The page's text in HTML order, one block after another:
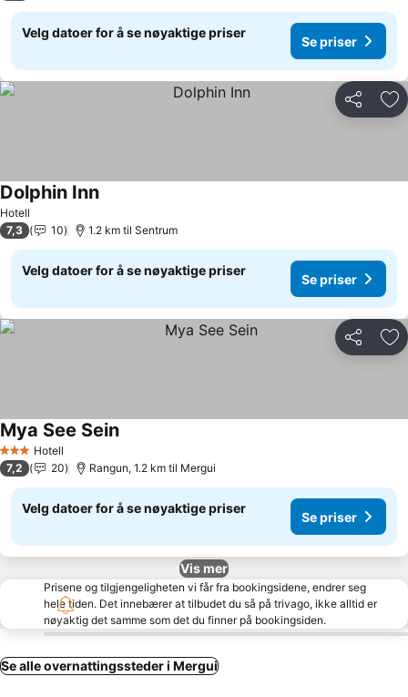
Velg datoer for å se nøyaktige priser
Se priser
Del
Hotell
Dolphin InnSe priser
7,3 10 1.2 km til Sentrum
Velg datoer for å se nøyaktige priser
Se priser
Del
3 StjernerHotell
Mya See SeinSe priser
7,2 20 Rangun, 1.2 km til Mergui
Velg datoer for å se nøyaktige priser
Se priser
Vis mer
Prisene og tilgjengeligheten vi får fra bookingsidene, endrer seg
hele tiden. Det innebærer at tilbudet du så på trivago, ikke alltid er
nøyaktig det samme som det du finner på bookingsiden.
Se alle overnattingssteder i Mergui